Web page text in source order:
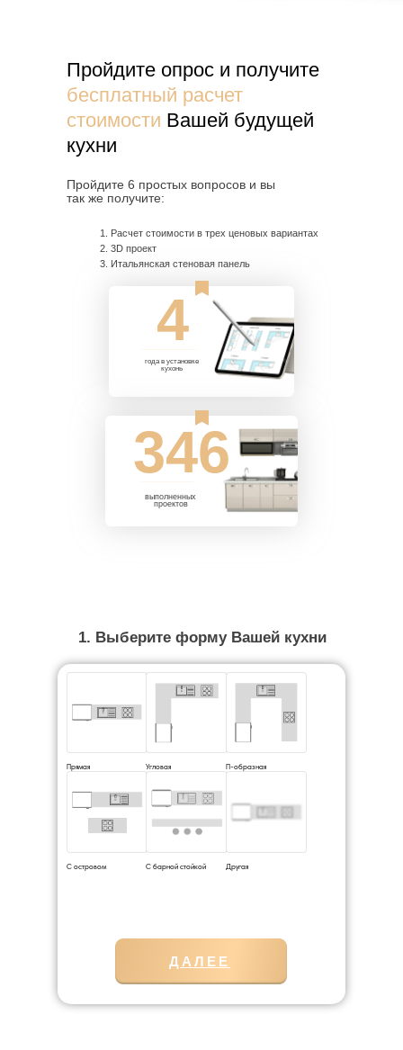
Пройдите опрос и получите
бесплатный расчет
стоимости Вашей будущей
кухни
Пройдите 6 простых вопросов и вы
так же получите:
Расчет стоимости в трех ценовых вариантах
3D проект
Итальянская стеновая панель
4
года в установке
кухонь
346
выполненных
проектов
Прямая Угловая П-образная
С островом С барной стойкой Другая
ДАЛЕЕ
1. Выберите форму Вашей кухни